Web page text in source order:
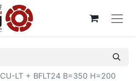
CU-LT + BFLT24 B=350 H=200